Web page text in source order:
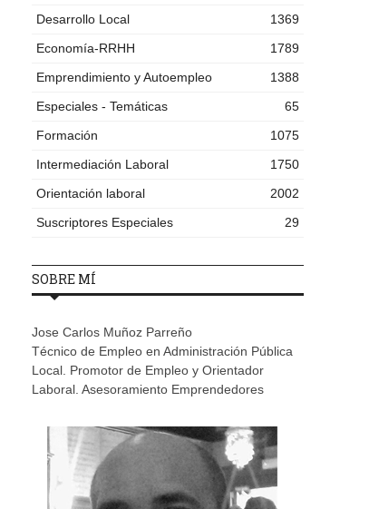
Desarrollo Local
1369
Economía-RRHH
1789
Emprendimiento y Autoempleo
1388
Especiales - Temáticas
65
Formación
1075
Intermediación Laboral
1750
Orientación laboral
2002
Suscriptores Especiales
29
SOBRE MÍ
Jose Carlos Muñoz Parreño
Técnico de Empleo en Administración Pública
Local. Promotor de Empleo y Orientador
Laboral. Asesoramiento Emprendedores